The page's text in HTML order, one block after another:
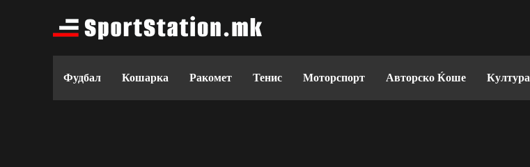
Фудбал Кошарка Ракомет Тенис Моторспорт Авторско Ќоше Култура